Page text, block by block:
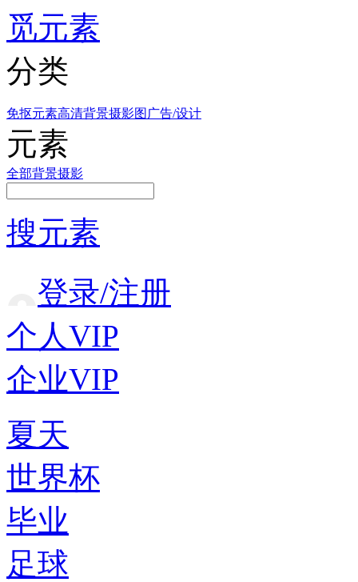
觅元素
分类
免抠元素高清背景摄影图 广告/设计
元素
全部背景摄影
搜元素
登录/注册
个人VIP
企业VIP
夏天
世界杯
毕业
足球